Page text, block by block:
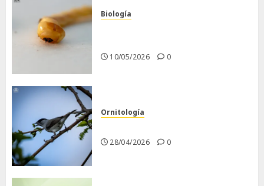
Biología
10/05/2026 0
Ornitología
28/04/2026 0